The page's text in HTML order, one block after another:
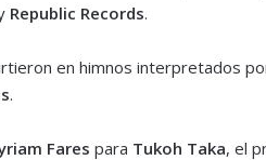
Republic Records.
en himnos interpretados
.
Fares para Tukoh Taka, el